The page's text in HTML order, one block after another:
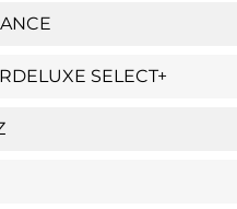
SELECT+